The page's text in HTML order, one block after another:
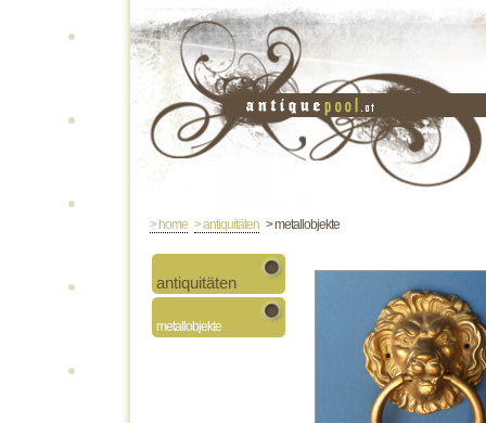
> home > antiquitäten > metallobjekte
antiquitäten
metallobjekte